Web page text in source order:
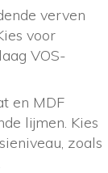
verven
voor
VOS-
en MDF
lijmen. Kies
zoals